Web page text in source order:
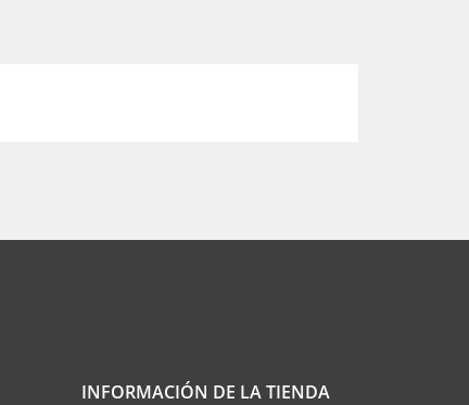
INFORMACIÓN DE LA TIENDA